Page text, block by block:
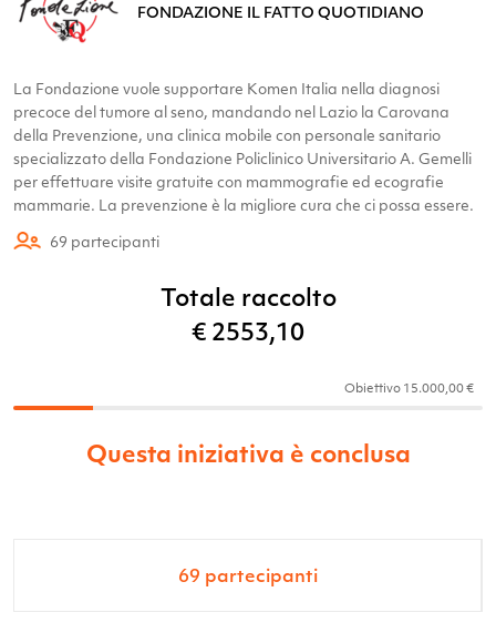
FONDAZIONE IL FATTO QUOTIDIANO
La Fondazione vuole supportare Komen Italia nella diagnosi
precoce del tumore al seno, mandando nel Lazio la Carovana
della Prevenzione, una clinica mobile con personale sanitario
specializzato della Fondazione Policlinico Universitario A. Gemelli
per effettuare visite gratuite con mammografie ed ecografie
mammarie. La prevenzione è la migliore cura che ci possa essere.
69 partecipanti
Totale raccolto
€ 2553,10
Obiettivo 15.000,00 €
Questa iniziativa è conclusa
69 partecipanti